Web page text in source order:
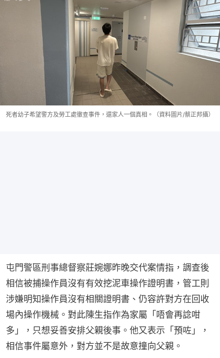
死者幼子希望警方及勞工處徹查事件，還家人一個真相。（資料圖片/蔡正邦攝）
屯門警區刑事總督察莊婉娜昨晚交代案情指，調查後
相信被捕操作員沒有有效挖泥車操作證明書，管工則
涉嫌明知操作員沒有相關證明書、仍容許對方在回收
場內操作機械。對此陳生指作為家屬「唔會再諗咁
多」，只想妥善安排父親後事。他又表示「預咗」，
相信事件屬意外，對方並不是故意撞向父親。